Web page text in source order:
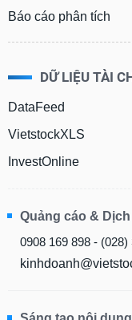
Báo cáo phân tích
DỮ LIỆU TÀI
DataFeed
VietstockXLS
InvestOnline
Quảng cáo &
0908 169 898 - (028)